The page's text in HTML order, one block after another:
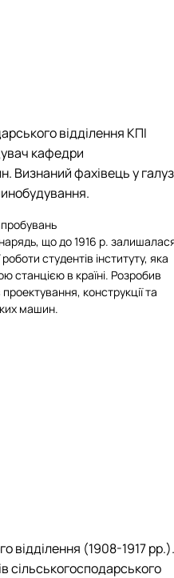
відділення КПІ
кафедри
Визнаний фахівець у
що до 1916 р.
студентів інституту, яка
станцією в країні. Розробив
конструкції та
машин.
відділення (1908-1917 рр.).
сільськогосподарського